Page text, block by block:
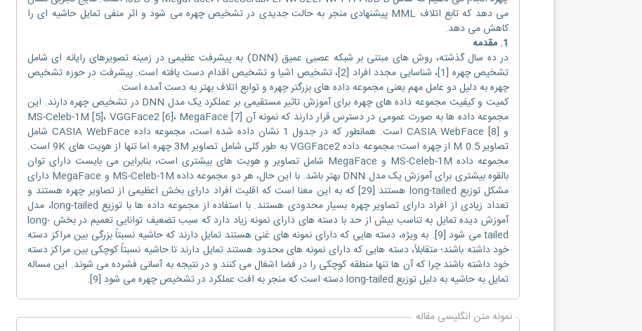
می دهد که تابع اتلاف MML پیشنهادی منجر به حالت جدیدی در تشخیص چهره می شود و اثر منفی تمایل حاشیه ای را
کاهش می دهد.
1. مقدمه
در ده سال گذشته، روش های مبتنی بر شبکه عصبی عمیق (DNN) به پیشرفت عظیمی در زمینه تصویرهای رایانه ای شامل
تشخیص چهره [1]، شناسایی مجدد افراد [2]، تشخیص اشیا و تشخیص اقدام دست یافته است. پیشرفت در حوزه تشخیص
چهره به دلیل دو عامل مهم یعنی مجموعه داده های بزرگتر چهره و توابع اتلاف بهتر به دست آمده است.
کمیت و کیفیت مجموعه داده های چهره برای آموزش تاثیر مستقیمی بر عملکرد یک مدل DNN در تشخیص چهره دارند. این
مجموعه داده ها به صورت عمومی در دسترس قرار دارند که نمونه آن MS-Celeb-1M [5]، VGGFace2 [6]، MegaFace [7]
و CASIA WebFace [8] است. همانطور که در جدول 1 نشان داده شده است، مجموعه داده CASIA WebFace شامل
تصاویر 0.5 M از چهره است؛ مجموعه داده VGGFace2 به طور کلی شامل تصاویر 3M چهره اما تنها از هویت های 9K است.
مجموعه داده MS-Celeb-1M و MegaFace شامل تصاویر و هویت های بیشتری است، بنابراین می بایست دارای توان
بالقوه بیشتری برای آموزش یک مدل DNN بهتر باشد. با این حال، هر دو مجموعه داده MS-Celeb-1M و MegaFace دارای
مشکل توزیع long-tailed هستند [29] که به این معنا است که اقلیت افراد دارای بخش اعظیمی از تصاویر چهره هستند و
تعداد زیادی از افراد دارای تصاویر چهره بسیار محدودی هستند. با استفاده از مجموعه داده ها با توزیع long-tailed، مدل
آموزش دیده تمایل به تناسب بیش از حد با دسته های دارای نمونه زیاد دارد که سبب تضعیف توانایی تعمیم در بخش long-
tailed می شود [9]. به ویژه، دسته هایی که دارای نمونه های غنی هستند تمایل دارند که حاشیه نسبتاً بزرگی بین مراکز دسته
خود داشته باشند؛ متقابلاً، دسته هایی که دارای نمونه های محدود هستند تمایل دارند تا حاشیه نسبتاً کوچکی بین مراکز دسته
خود داشته باشند چرا که آن ها تنها منطقه کوچکی را در فضا اشغال می کنند و در نتیجه به آسانی فشرده می شوند. این مساله
تمایل به حاشیه به دلیل توزیع long-tailed دسته است که منجر به افت عملکرد در تشخیص چهره می شود [9].
نمونه متن انگلیسی مقاله